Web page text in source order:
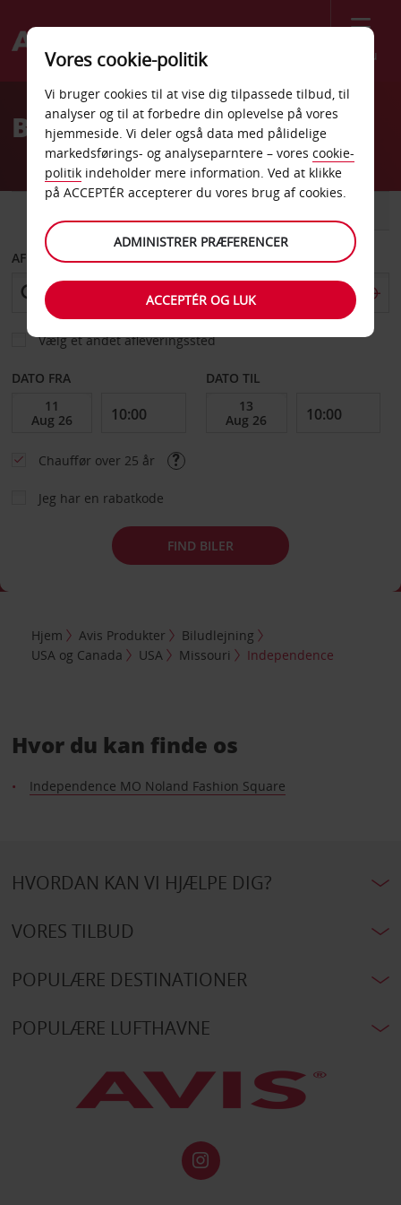
Menu
Welcome
AvisBilleje Independence
AFHENT FRA
Vælg et andet afleveringssted
DATO FRA DATO TIL
Chauffør over 25 år
Jeg har en rabatkode
FIND BILER
Hjem Avis Produkter
Biludlejning
USA og Canada
USA Missouri Independence
Hvor du kan finde os
Independence MO Noland Fashion Square
HVORDAN KAN VI HJÆLPE DIG?
VORES TILBUD
POPULÆRE DESTINATIONER
POPULÆRE LUFTHAVNE
Vores cookie-politik
Vi bruger cookies til at vise dig tilpassede tilbud, til
analyser og til at forbedre din oplevelse på vores
hjemmeside. Vi deler også data med pålidelige
markedsførings- og analyseparntere – vores cookie-
politik indeholder mere information. Ved at klikke
på ACCEPTÉR accepterer du vores brug af cookies.
ADMINISTRER PRÆFERENCER
ACCEPTÉR OG LUK